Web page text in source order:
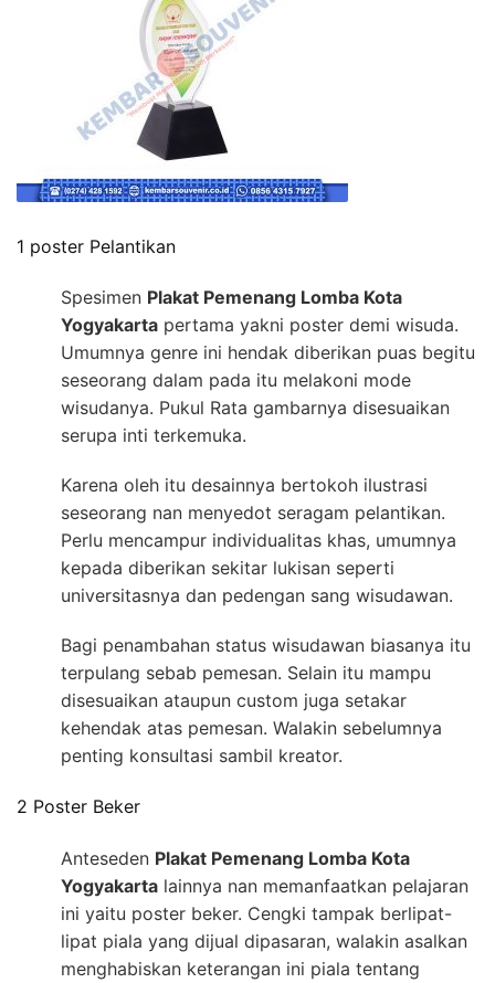
1 poster Pelantikan
Spesimen Plakat Pemenang Lomba Kota
Yogyakarta pertama yakni poster demi wisuda.
Umumnya genre ini hendak diberikan puas begitu
seseorang dalam pada itu melakoni mode
wisudanya. Pukul Rata gambarnya disesuaikan
serupa inti terkemuka.
Karena oleh itu desainnya bertokoh ilustrasi
seseorang nan menyedot seragam pelantikan.
Perlu mencampur individualitas khas, umumnya
kepada diberikan sekitar lukisan seperti
universitasnya dan pedengan sang wisudawan.
Bagi penambahan status wisudawan biasanya itu
terpulang sebab pemesan. Selain itu mampu
disesuaikan ataupun custom juga setakar
kehendak atas pemesan. Walakin sebelumnya
penting konsultasi sambil kreator.
2 Poster Beker
Anteseden Plakat Pemenang Lomba Kota
Yogyakarta lainnya nan memanfaatkan pelajaran
ini yaitu poster beker. Cengki tampak berlipat-
lipat piala yang dijual dipasaran, walakin asalkan
menghabiskan keterangan ini piala tentang